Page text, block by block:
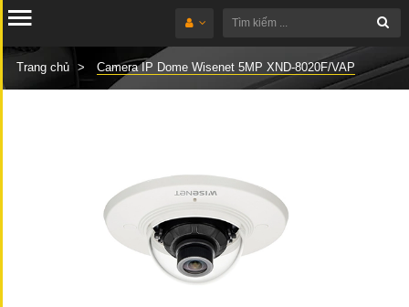
Trang chủ Camera IP Dome Wisenet 5MP XND-8020F/VAP